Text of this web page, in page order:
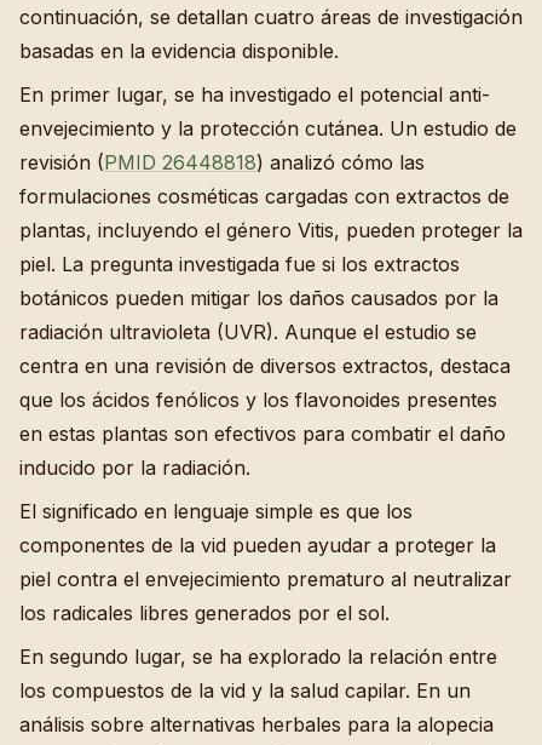
continuación, se detallan cuatro áreas de investigación
basadas en la evidencia disponible.
En primer lugar, se ha investigado el potencial anti-
envejecimiento y la protección cutánea. Un estudio de
revisión (PMID 26448818) analizó cómo las
formulaciones cosméticas cargadas con extractos de
plantas, incluyendo el género Vitis, pueden proteger la
piel. La pregunta investigada fue si los extractos
botánicos pueden mitigar los daños causados por la
radiación ultravioleta (UVR). Aunque el estudio se
centra en una revisión de diversos extractos, destaca
que los ácidos fenólicos y los flavonoides presentes
en estas plantas son efectivos para combatir el daño
inducido por la radiación.
El significado en lenguaje simple es que los
componentes de la vid pueden ayudar a proteger la
piel contra el envejecimiento prematuro al neutralizar
los radicales libres generados por el sol.
En segundo lugar, se ha explorado la relación entre
los compuestos de la vid y la salud capilar. En un
análisis sobre alternativas herbales para la alopecia